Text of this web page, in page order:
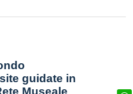
guidate in
Museale